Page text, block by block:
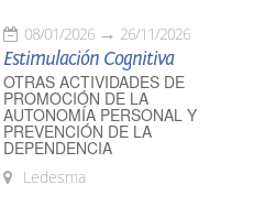
08/01/2026 26/11/2026
Estimulación Cognitiva
OTRAS ACTIVIDADES DE
PROMOCIÓN DE LA
AUTONOMÍA PERSONAL Y
PREVENCIÓN DE LA
DEPENDENCIA
Ledesma